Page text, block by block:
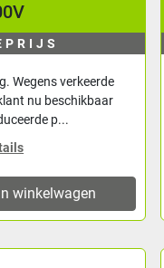
Wegens verkeerde
nu beschikbaar
p...
winkelwagen